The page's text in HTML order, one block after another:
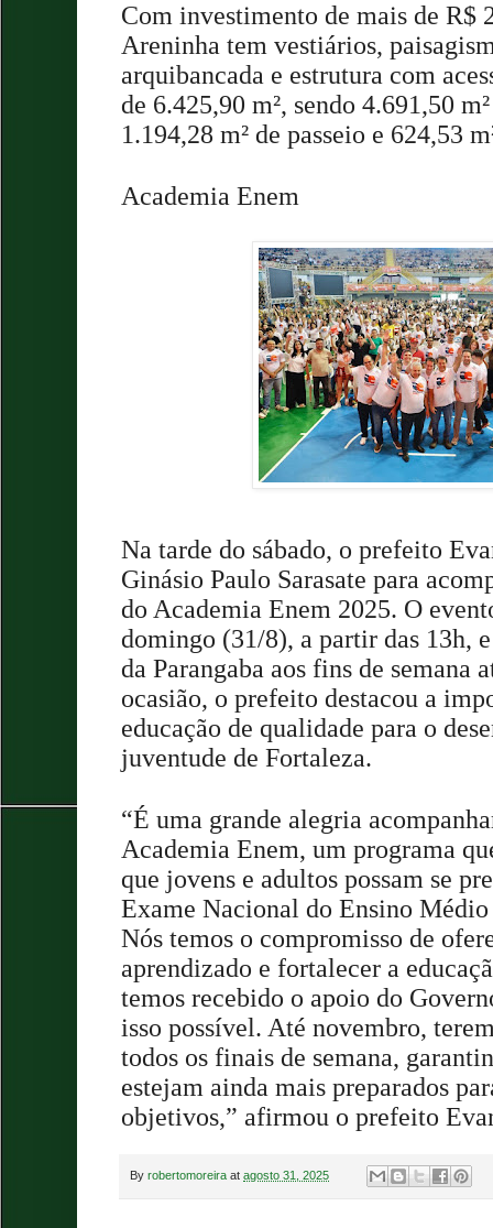
Com investimento de mais de R$
Areninha tem vestiários,
arquibancada e estrutura com
de 6.425,90 m², sendo 4.691,50
1.194,28 m² de passeio e 624,53
Academia Enem
Na tarde do sábado, o prefeito
Ginásio Paulo Sarasate para
do Academia Enem 2025. O
domingo (31/8), a partir das 13h,
da Parangaba aos fins de semana
ocasião, o prefeito destacou a
educação de qualidade para o
juventude de Fortaleza.
“É uma grande alegria
Academia Enem, um programa
que jovens e adultos possam se
Exame Nacional do Ensino Médio
Nós temos o compromisso de
aprendizado e fortalecer a
temos recebido o apoio do
isso possível. Até novembro,
todos os finais de semana,
estejam ainda mais preparados
objetivos,” afirmou o prefeito
By robertomoreira at agosto 31, 2025